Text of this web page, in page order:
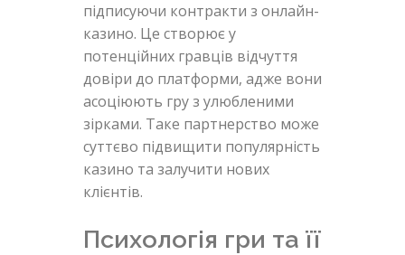
підписуючи контракти з онлайн-
казино. Це створює у
потенційних гравців відчуття
довіри до платформи, адже вони
асоціюють гру з улюбленими
зірками. Таке партнерство може
суттєво підвищити популярність
казино та залучити нових
клієнтів.
Психологія гри та її